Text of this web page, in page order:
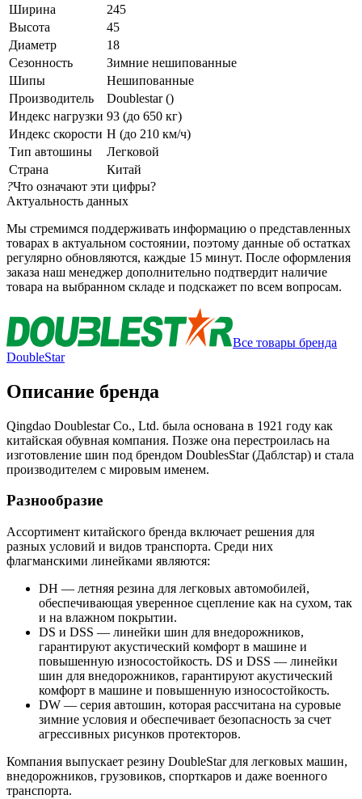
Ширина
245
Высота
45
Диаметр
18
Сезонность
Зимние нешипованные
Шипы
Нешипованные
Производитель
Doublestar ()
Индекс нагрузки 93 (до 650 кг)
Индекс скорости H (до 210 км/ч)
Тип автошины
Легковой
Страна
Китай
?Что означают эти цифры?
Актуальность данных
Мы стремимся поддерживать информацию о представленных
товарах в актуальном состоянии, поэтому данные об остатках
регулярно обновляются, каждые 15 минут. После оформления
заказа наш менеджер дополнительно подтвердит наличие
товара на выбранном складе и подскажет по всем вопросам.
Все товары бренда
DoubleStar
Описание бренда
Qingdao Doublestar Co., Ltd. была основана в 1921 году как
китайская обувная компания. Позже она перестроилась на
изготовление шин под брендом DoublesStar (Даблстар) и стала
производителем с мировым именем.
Разнообразие
Ассортимент китайского бренда включает решения для
разных условий и видов транспорта. Среди них
флагманскими линейками являются:
DH — летняя резина для легковых автомобилей,
обеспечивающая уверенное сцепление как на сухом, так
и на влажном покрытии.
DS и DSS — линейки шин для внедорожников,
гарантируют акустический комфорт в машине и
повышенную износостойкость. DS и DSS — линейки
шин для внедорожников, гарантируют акустический
комфорт в машине и повышенную износостойкость.
DW — серия автошин, которая рассчитана на суровые
зимние условия и обеспечивает безопасность за счет
агрессивных рисунков протекторов.
Компания выпускает резину DoubleStar для легковых машин,
внедорожников, грузовиков, спорткаров и даже военного
транспорта.